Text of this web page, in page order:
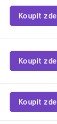
Koupit zde
Koupit zde
Koupit zde